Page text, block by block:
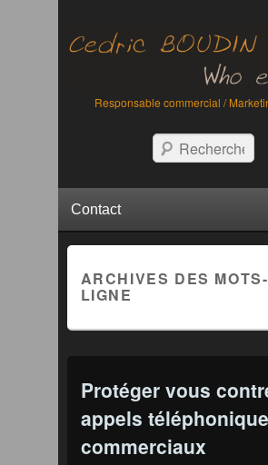
Responsable commercial /
Recherche
ARCHIVES DES
LIGNE
Protéger vous
appels
commerciaux